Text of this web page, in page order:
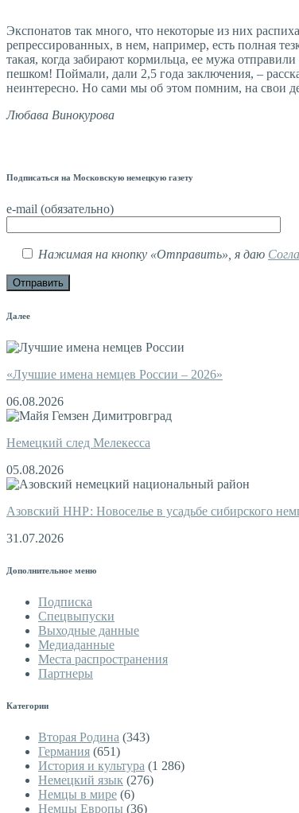
Экспонатов так много, что некоторые из них
репрессированных, в нем, например, есть полная
такая, когда забирают кормильца, ее мужа
пешком! Поймали, дали 2,5 года заключения, –
неинтересно. Но сами мы об этом помним, на свои
Любава Винокурова
Подписаться на Московскую немецкую газету
e-mail (обязательно)
Нажимая на кнопку «Отправить», я даю
Далее
«Лучшие имена немцев России – 2026»
06.08.2026
Немецкий след Мелекесса
05.08.2026
Азовский ННР: Новоселье в усадьбе сибирского
31.07.2026
Дополнительное меню
Подписка
Спецвыпуски
Выходные данные
Медиаданные
Места распространения
Партнеры
Категории
Вторая Родина (343)
Германия (651)
История и культура (1 286)
Немецкий язык (276)
Немцы в мире (6)
Немцы Европы (36)